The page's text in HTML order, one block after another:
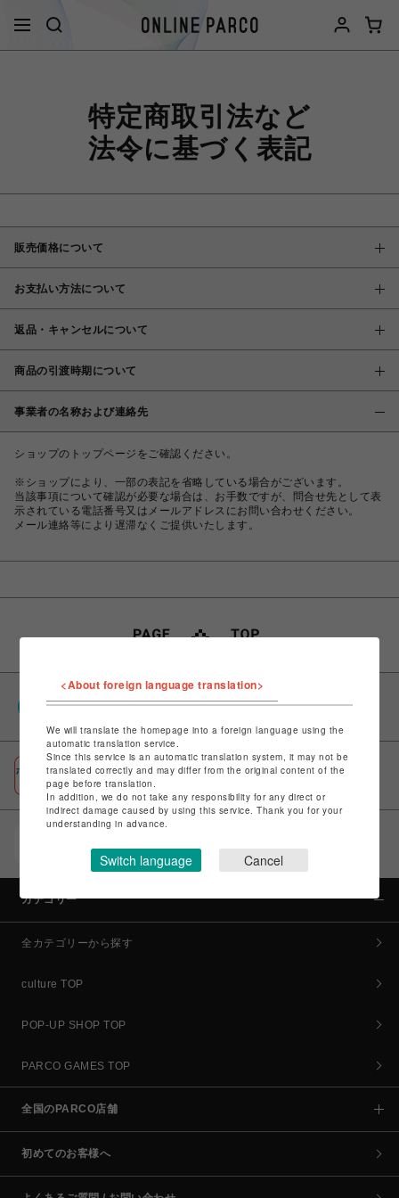
特定商取引法など
法令に基づく表記
販売価格について
お支払い方法について
返品・キャンセルについて
商品の引渡時期について
事業者の名称および連絡先
ショップのトップページをご確認ください。
※ショップにより、一部の表記を省略している場合がございます。
当該事項について確認が必要な場合は、お手数ですが、問合せ先として表
示されている電話番号又はメールアドレスにお問い合わせください。
メール連絡等により遅滞なくご提供いたします。
PARCOポイント
ポケパル払い
初回登録＆お買物で最大1,500円分のPARCOポイント進呈
コイン＆クーポンでPARCOでのお買い物がオトクに
カテゴリー
全カテゴリーから探す
culture TOP
POP-UP SHOP TOP
PARCO GAMES TOP
全国のPARCO店舗
初めてのお客様へ
<About foreign language translation>
We will translate the homepage into a foreign language using the
automatic translation service.
Since this service is an automatic translation system, it may not be
translated correctly and may differ from the original content of the
page before translation.
In addition, we do not take any responsibility for any direct or
indirect damage caused by using this service. Thank you for your
understanding in advance.
Switch language Cancel